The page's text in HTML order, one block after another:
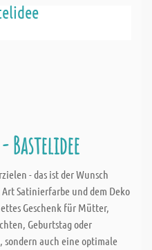
Bastelidee
- das ist der Wunsch
Satinierfarbe und dem Deko
Geschenk für Mütter,
Geburtstag oder
auch eine optimale